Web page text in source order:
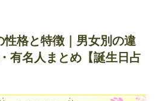
性格と特徴｜男女別の違
有名人まとめ【誕生日占